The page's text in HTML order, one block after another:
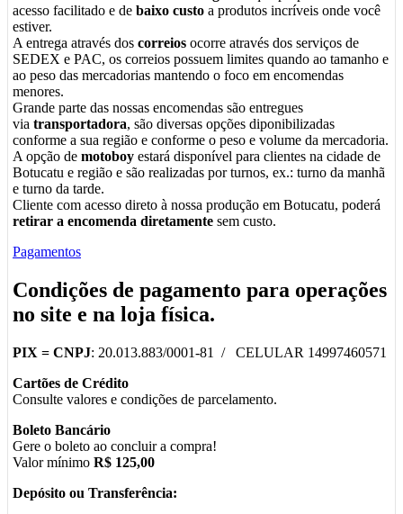
acesso facilitado e de baixo custo a produtos incríveis onde você
estiver.
A entrega através dos correios ocorre através dos serviços de
SEDEX e PAC, os correios possuem limites quando ao tamanho e
ao peso das mercadorias mantendo o foco em encomendas
menores.
Grande parte das nossas encomendas são entregues
via transportadora, são diversas opções diponibilizadas
conforme a sua região e conforme o peso e volume da mercadoria.
A opção de motoboy estará disponível para clientes na cidade de
Botucatu e região e são realizadas por turnos, ex.: turno da manhã
e turno da tarde.
Cliente com acesso direto à nossa produção em Botucatu, poderá
retirar a encomenda diretamente sem custo.
Pagamentos
Condições de pagamento para operações
no site e na loja física.
PIX = CNPJ: 20.013.883/0001-81 / CELULAR 14997460571
Cartões de Crédito
Consulte valores e condições de parcelamento.
Boleto Bancário
Gere o boleto ao concluir a compra!
Valor mínimo R$ 125,00
Depósito ou Transferência: